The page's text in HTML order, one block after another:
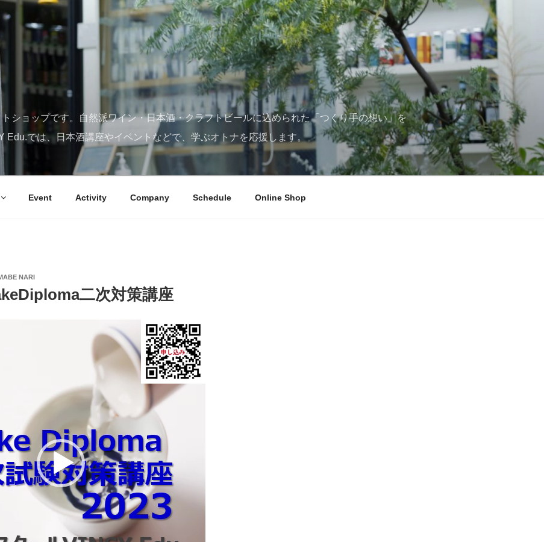
ショップです。自然派ワイン・日本酒・クラフトビールに込められた「つくり手の想い」を
Edu.では、日本酒講座やイベントなどで、学ぶオトナを応援します。
Event Activity Company Schedule Online Shop
NARI
二次対策講座